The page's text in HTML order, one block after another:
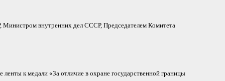
внутренних дел СССР, Председателем Комитета
к медали «За отличие в охране государственной границы